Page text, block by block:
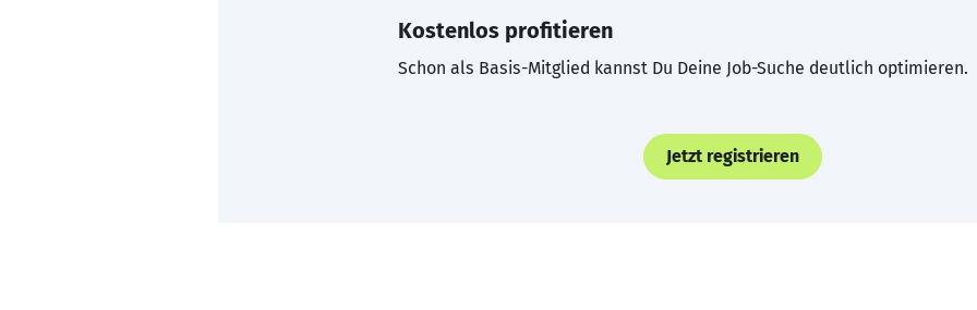
Kostenlos profitieren
Schon als Basis-Mitglied kannst Du Deine Job-Suche deutlich optimieren.
Jetzt registrieren